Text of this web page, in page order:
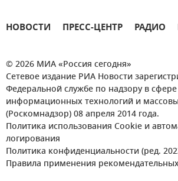
НОВОСТИ ПРЕСС-ЦЕНТР РАДИО
© 2026 МИА «Россия сегодня»
Сетевое издание РИА Новости
Федеральной службе по надзору в сфере
информационных технологий и
(Роскомнадзор) 08 апреля 2014 года.
Политика использования Cookie и
логирования
Политика конфиденциальности (ред.
Правила применения